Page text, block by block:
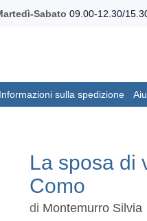
Sabato 09.00-12.30/
Informazioni sulla spedizione
La sposa di
Como
di Montemurro Silvia